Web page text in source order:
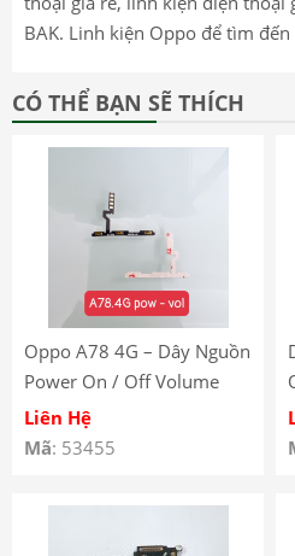
BAK. Linh kiện Oppo để tìm
CÓ THỂ BẠN SẼ THÍCH
Oppo A78 4G – Dây Nguồn
Power On / Off Volume
Âm Lượng Oppo A78.4G –
Oppo A78 4G Power
Liên Hệ
Mã: 53455